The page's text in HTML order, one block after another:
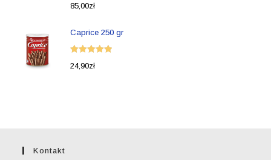
85,00zł
Caprice 250 gr
Oceniono
24,90zł
Kontakt